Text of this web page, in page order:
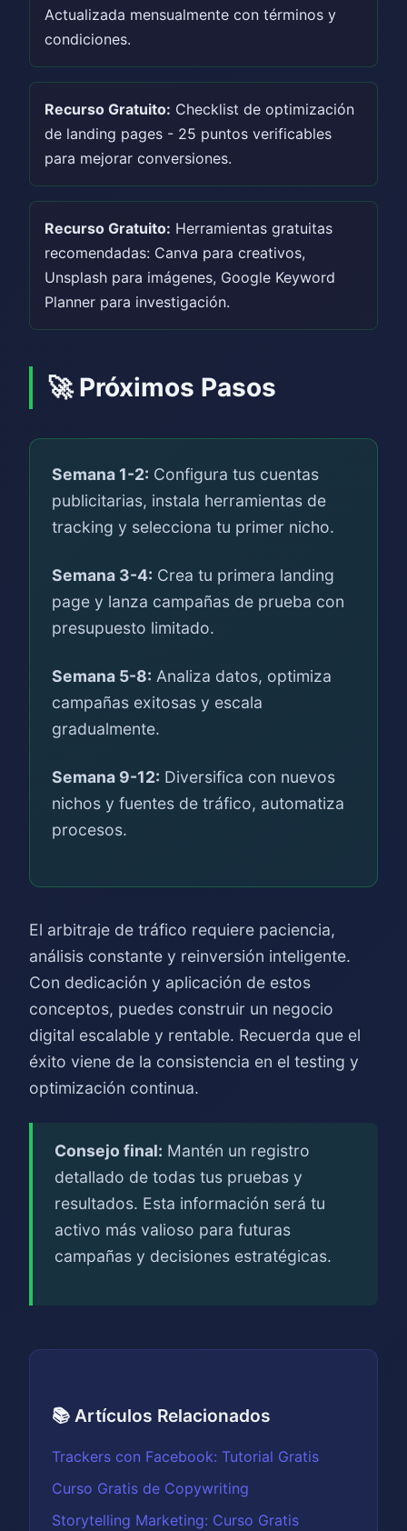
Actualizada mensualmente con términos y
condiciones.
Recurso Gratuito: Checklist de optimización
de landing pages - 25 puntos verificables
para mejorar conversiones.
Recurso Gratuito: Herramientas gratuitas
recomendadas: Canva para creativos,
Unsplash para imágenes, Google Keyword
Planner para investigación.
🚀 Próximos Pasos
Semana 1-2: Configura tus cuentas
publicitarias, instala herramientas de
tracking y selecciona tu primer nicho.
Semana 3-4: Crea tu primera landing
page y lanza campañas de prueba con
presupuesto limitado.
Semana 5-8: Analiza datos, optimiza
campañas exitosas y escala
gradualmente.
Semana 9-12: Diversifica con nuevos
nichos y fuentes de tráfico, automatiza
procesos.
El arbitraje de tráfico requiere paciencia,
análisis constante y reinversión inteligente.
Con dedicación y aplicación de estos
conceptos, puedes construir un negocio
digital escalable y rentable. Recuerda que el
éxito viene de la consistencia en el testing y
optimización continua.
Consejo final: Mantén un registro
detallado de todas tus pruebas y
resultados. Esta información será tu
activo más valioso para futuras
campañas y decisiones estratégicas.
📚 Artículos Relacionados
Trackers con Facebook: Tutorial Gratis
Curso Gratis de Copywriting
Storytelling Marketing: Curso Gratis